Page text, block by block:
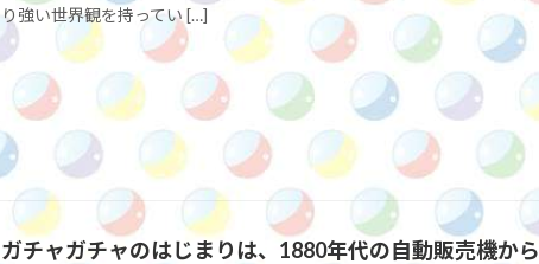
り強い世界観を持ってい […]
ガチャガチャのはじまりは、1880年代の自動販売機から